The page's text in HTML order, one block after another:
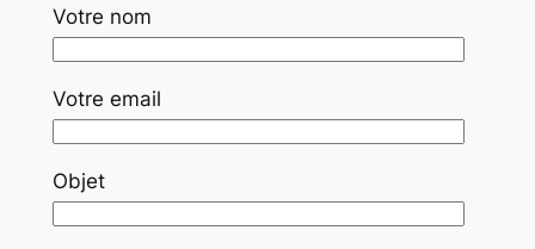
Votre nom
Votre email
Objet